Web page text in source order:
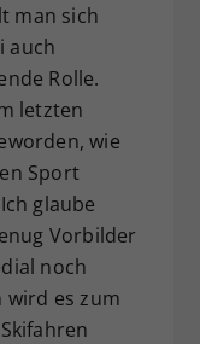
man sich
auch
Rolle.
letzten
wie
Sport
glaube
Vorbilder
noch
wird es zum